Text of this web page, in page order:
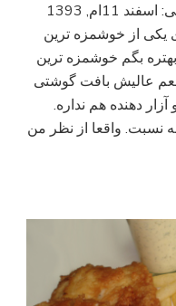
حلوا
سفید
زبیدی
تاریخ آخرین به روز رسانی: اسفند 11ام, 1393
یکی از خوشمزه ترین
بگم خوشمزه ترین
عالیش بافت گوشتی
دهنده هم نداره.
واقعا از نظر من